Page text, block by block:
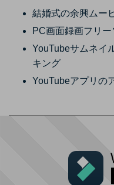
結婚式の余興ムー
PC画面録画フリー
YouTubeサムネイ
キング
YouTubeアプリの